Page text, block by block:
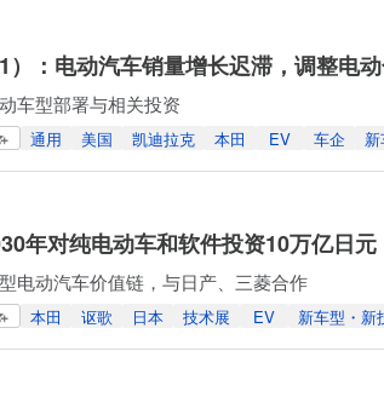
）：电动汽车销量增长迟滞，调整电
车型部署与相关投资
通用 美国 凯迪拉克 本田 EV 车企
年对纯电动车和软件投资10万亿日元
电动汽车价值链，与日产、三菱合作
本田 讴歌 日本 技术展 EV 新车型・新